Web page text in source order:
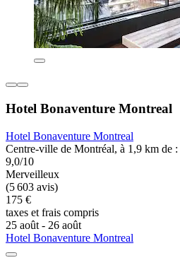
Hotel Bonaventure Montreal
Hotel Bonaventure Montreal
Centre-ville de Montréal, à 1,9 km de
9,0/10
Merveilleux
(5 603 avis)
175 €
taxes et frais compris
25 août - 26 août
Hotel Bonaventure Montreal